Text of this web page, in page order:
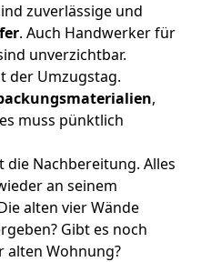
zuverlässige und
. Auch Handwerker für
unverzichtbar.
der Umzugstag.
,
muss pünktlich
Nachbereitung. Alles
an seinem
alten vier Wände
Gibt es noch
alten Wohnung?